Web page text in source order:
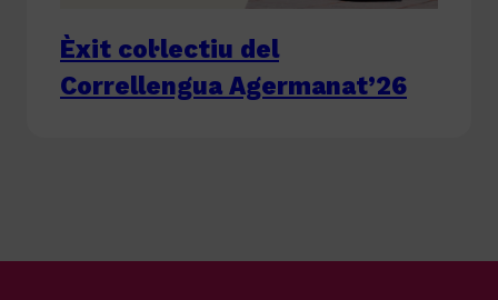
Èxit col·lectiu del
Correllengua Agermanat’26